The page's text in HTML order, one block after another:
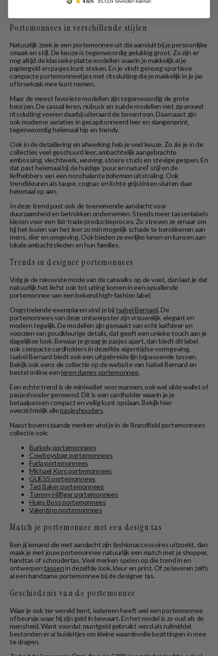
collecties van opvallende en populaire designermerken. Zo kan jij
Portemonnees in verschillende stijlen
Natuurlijk zoek je een portemonnee uit die aansluit bij je persoonlijke
smaak en stijl. De keuze is tegenwoordig gelukkig groot. Zo zijn er
nog altijd de klassieke platte modellen waarin je makkelijk al je
papiergeld en pasjes kunt steken. En je vindt genoeg sportieve
compacte portemonneetjes met ritssluiting die je makkelijk in je jas
of broekzak mee kunt nemen.
Maar de meest favoriete modellen zijn tegenwoordig de grote
beurzen. De casual leren, nubuck en suède modellen met zip around
ritssluiting voeren daarbij uiteraard de boventoon. Daarnaast zijn
ook moderne variaties in gecapitonneerd leer en slangenprint,
tegenwoordig helemaal hip en trendy.
Ook in de detaillering en afwerking heb je veel keuze. Zo zie je in de
collecties veel geschuurd leer, ambachtelijk aangebrachte
embossing, vlechtwerk, weaving, stoere studs en stevige gespen. En
dat past helemaal bij de huidige 'puur en naturel' stijl en de
liefhebbers van een nonchalantebohemianuitstraling. Ook
trendkleuren als taupe, cognac en lichte grijstinten sluiten daar
helemaal op aan.
In deze trend past ook de toenemende aandacht voor
duurzaamheid en betrokken ondernemen. Steeds meer tassenlabels
kiezen voor een fair trade productieproces. Zo streven ze ernaar om
bij het looien van het leer zo min mogelijk schade te berokkenen aan
mens, dier en omgeving. Ook bieden ze eerlijke lonen en kansen aan
lokale ambachtslieden en hun families.
Trends in designer portemonnees
Volg je de nieuwste mode van de catwalks op de voet, dan laat je dat
natuurlijk het liefst ook tot uiting komen in een opvallende
portemonnee van een bekend high-fashion label.
Oogstrelende exemplaren vind je bij Isabel Bernard. De
portemonnees van deze ontwerpster zijn vrouwelijk, elegant en
modern tegelijk. De modellen zijn gemaakt van echt kalfsleer en
voorzien van goudkleurige details, dat geeft een unieke touch aan je
dagelijkse look. Bewaar je graag je pasjes apart, dan biedt dit label
ook compacte cardholders in dezelfde eigentijdse vormgeving.
Isabel Bernard biedt ook een uitgebreide lijn bijpassende tassen.
Bekijk ook eens de collectie op de website van Isabel Bernard en
bestel online eenleren dames portemonnee.
Een echte trend is de miniwallet voor mannen, ook wel slide wallet of
pasjeshouder genoemd. Dit is een cardholder waarin je je
betaalpassen compact en veilig kunt opslaan. Bekijk hier
overzichtelijk allepasjeshouders.
Naast bovenstaande merken vind je in de Brandfield portemonnees
collectie ook:
Burkely portemonnees
Cowboysbag portemonnees
Furla portemonnees
Michael Kors portemonnees
GUESS portemonnees
Ted Baker portemonnees
Tommy Hilfiger portemonnees
Hugo Boss portemonnees
Valentino portemonnees
Match je portemonnee met een design tas
Ben jij iemand die met aandacht zijn fashionaccessoires uitzoekt, dan
maak je met jouw portemonnee natuurlijk een match met je shopper,
handtas of schoudertas. Veel merken spelen op die trend in en
ontwerpentassenin dezelfde look, kleur en print. Of ze leveren zelfs
al een handzame portemonnee bij de designer tas.
Geschiedenis van de portemonnee
Waar je ook ter wereld bent, iedereen heeft wel een portemonnee
of beursje waar hij zijn geld in bewaart. En het model is zo oud als de
mensheid. Want voordat muntgeld gebruikt werd als ruilmiddel
bestonden er al buideltjes om kleine waardevolle bezittingen in mee
te dragen.